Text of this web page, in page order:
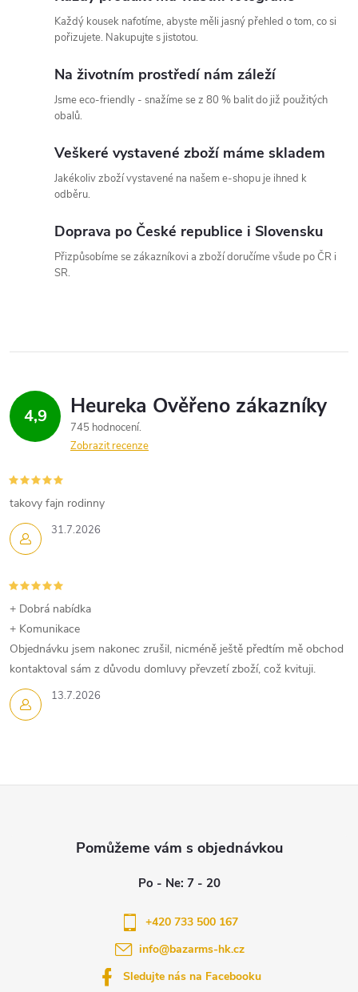
u
Každý kousek nafotíme, abyste měli jasný přehled o tom, co si
pořizujete. Nakupujte s jistotou.
Na životním prostředí nám záleží
Jsme eco-friendly - snažíme se z 80 % balit do již použitých
obalů.
Veškeré vystavené zboží máme skladem
Jakékoliv zboží vystavené na našem e-shopu je ihned k
odběru.
Doprava po České republice i Slovensku
Přizpůsobíme se zákazníkovi a zboží doručíme všude po ČR i
SR.
4,9
745 hodnocení
Zobrazit recenze
31.7.2026
takovy fajn rodinny
13.7.2026
+ Dobrá nabídka
+ Komunikace
Objednávku jsem nakonec zrušil, nicméně ještě předtím mě obchod
kontaktoval sám z důvodu domluvy převzetí zboží, což kvituji.
info@bazarms-hk.cz
+420 733 500 167
Sledujte nás na Facebooku